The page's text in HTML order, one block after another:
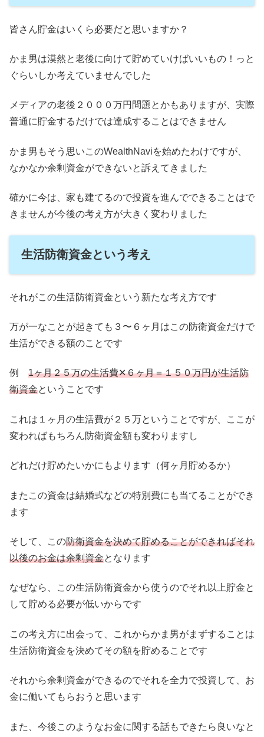
皆さん貯金はいくら必要だと思いますか？
かま男は漠然と老後に向けて貯めていけばいいもの！っと
ぐらいしか考えていませんでした
メディアの老後２０００万円問題とかもありますが、実際
普通に貯金するだけでは達成することはできません
かま男もそう思いこのWealthNaviを始めたわけですが、
なかなか余剰資金ができないと訴えてきました
確かに今は、家も建てるので投資を進んでできることはで
きませんが今後の考え方が大きく変わりました
生活防衛資金という考え
それがこの生活防衛資金という新たな考え方です
万が一なことが起きても３〜６ヶ月はこの防衛資金だけで
生活ができる額のことです
例 1ヶ月２５万の生活費✕６ヶ月＝１５０万円が生活防
衛資金ということです
これは１ヶ月の生活費が２５万ということですが、ここが
変わればもちろん防衛資金額も変わりますし
どれだけ貯めたいかにもよります（何ヶ月貯めるか）
またこの資金は結婚式などの特別費にも当てることができ
ます
そして、この防衛資金を決めて貯めることができればそれ
以後のお金は余剰資金となります
なぜなら、この生活防衛資金から使うのでそれ以上貯金と
して貯める必要が低いからです
この考え方に出会って、これからかま男がまずすることは
生活防衛資金を決めてその額を貯めることです
それから余剰資金ができるのでそれを全力で投資して、お
金に働いてもらおうと思います
また、今後このようなお金に関する話もできたら良いなと